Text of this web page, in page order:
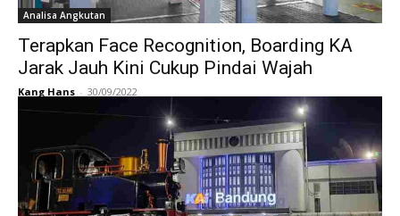
Analisa Angkutan
Terapkan Face Recognition, Boarding KA
Jarak Jauh Kini Cukup Pindai Wajah
Kang Hans - 30/09/2022